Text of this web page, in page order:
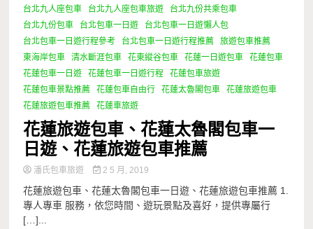
台北九人座包車
台北九人座包車旅遊
台北九份共乘包車
台北九份包車
台北包車一日遊
台北包車一日遊懶人包
台北包車一日遊行程參考
台北包車一日遊行程推薦
旅遊包車推薦
東海岸包車
清水斷涯包車 花東縱谷包車 花蓮一日遊包車
花蓮包車
花蓮包車一日遊
花蓮包車一日遊行程
花蓮包車旅遊
花蓮包車景點推薦
花蓮包車自由行 花蓮太魯閣包車
花蓮旅遊包車
花蓮旅遊包車推薦
花蓮車旅遊
花蓮旅遊包車、花蓮太魯閣包車一
日遊、花蓮旅遊包車推薦
潘氏包車旅遊 2 5 月, 2019
花蓮旅遊包車、花蓮太魯閣包車一日遊、花蓮旅遊包車推薦 1.
專人專車 服務，依您時間、遊玩景點及喜好，提供專屬行
[…]...